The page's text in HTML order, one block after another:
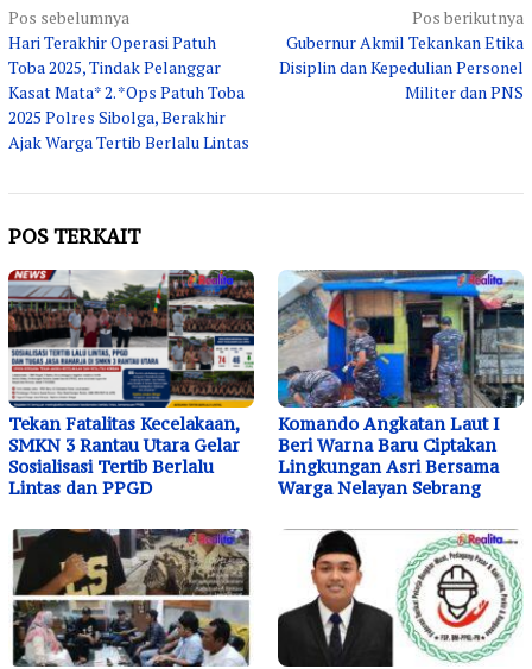
Navigasi
pos
Pos sebelumnya
Hari Terakhir Operasi Patuh
Toba 2025, Tindak Pelanggar
Kasat Mata* 2. *Ops Patuh Toba
2025 Polres Sibolga, Berakhir
Ajak Warga Tertib Berlalu Lintas
Pos berikutnya
Gubernur Akmil Tekankan Etika
Disiplin dan Kepedulian Personel
Militer dan PNS
POS TERKAIT
Tekan Fatalitas Kecelakaan,
SMKN 3 Rantau Utara Gelar
Sosialisasi Tertib Berlalu
Lintas dan PPGD
Komando Angkatan Laut I
Beri Warna Baru Ciptakan
Lingkungan Asri Bersama
Warga Nelayan Sebrang